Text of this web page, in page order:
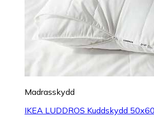
Madrasskydd
IKEA LUDDROS Kuddskydd